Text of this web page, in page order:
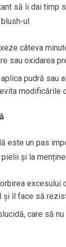
să îi dai timp
ul.
câteva
sau oxidarea
aplica pudră sau
modificările
este un pas
și la
și îl face să
care să